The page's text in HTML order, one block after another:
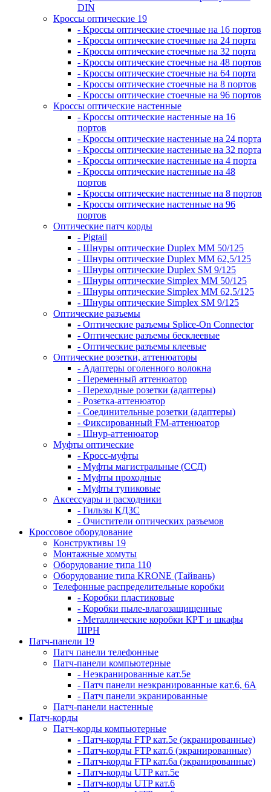
DIN
Кроссы оптические 19
- Кроссы оптические стоечные на 16 портов
- Кроссы оптические стоечные на 24 порта
- Кроссы оптические стоечные на 32 порта
- Кроссы оптические стоечные на 48 портов
- Кроссы оптические стоечные на 64 порта
- Кроссы оптические стоечные на 8 портов
- Кроссы оптические стоечные на 96 портов
Кроссы оптические настенные
- Кроссы оптические настенные на 16
портов
- Кроссы оптические настенные на 24 порта
- Кроссы оптические настенные на 32 порта
- Кроссы оптические настенные на 4 порта
- Кроссы оптические настенные на 48
портов
- Кроссы оптические настенные на 8 портов
- Кроссы оптические настенные на 96
портов
Оптические патч корды
- Pigtail
- Шнуры оптические Duplex MM 50/125
- Шнуры оптические Duplex MM 62,5/125
- Шнуры оптические Duplex SM 9/125
- Шнуры оптические Simplex MM 50/125
- Шнуры оптические Simplex MM 62,5/125
- Шнуры оптические Simplex SM 9/125
Оптические разъемы
- Оптические разъемы Splice-On Connector
- Оптические разъемы бесклеевые
- Оптические разъемы клеевые
Оптические розетки, аттенюаторы
- Адаптеры оголенного волокна
- Переменный аттенюатор
- Переходные розетки (адаптеры)
- Розетка-аттенюатор
- Соединительные розетки (адаптеры)
- Фиксированный FM-аттенюатор
- Шнур-аттенюатор
Муфты оптические
- Кросс-муфты
- Муфты магистральные (ССД)
- Муфты проходные
- Муфты тупиковые
Аксессуары и расходники
- Гильзы КДЗС
- Очистители оптических разъемов
Кроссовое оборудование
Конструктивы 19
Монтажные хомуты
Оборудование типа 110
Оборудование типа KRONE (Тайвань)
Телефонные распределительные коробки
- Коробки пластиковые
- Коробки пыле-влагозащищенные
- Металлические коробки КРТ и шкафы
ШРН
Патч-панели 19
Патч панели телефонные
Патч-панели компьютерные
- Неэкранированные кат.5е
- Патч панели неэкранированные кат.6, 6А
- Патч панели экранированные
Патч-панели настенные
Патч-корды
Патч-корды компьютерные
- Патч-корды FTP кат.5е (экранированные)
- Патч-корды FTP кат.6 (экранированные)
- Патч-корды FTP кат.6а (экранированные)
- Патч-корды UTP кат.5е
- Патч-корды UTP кат.6